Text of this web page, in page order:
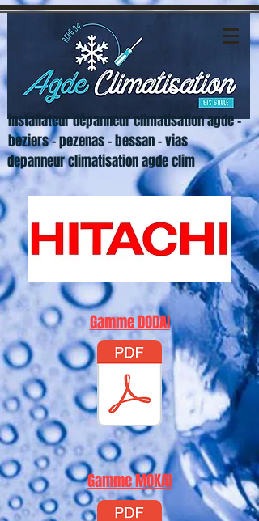
installateur dépanneur climatisation agde -
beziers - pezenas - bessan - vias
depanneur climatisation agde clim
Gamme DODAI
Gamme MOKAI